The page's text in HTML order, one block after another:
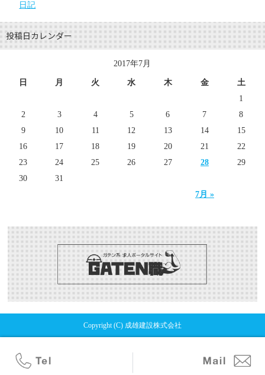
日記
投稿日カレンダー
2017年7月
日 月 火 水 木 金 土
7月 »
1
2
3 4 5 6 7
8
9
10 11 12 13 14
15
16
17 18 19 20 21
22
23
24 25 26 27 28
29
30
31
Copyright (C) 成雄建設株式会社